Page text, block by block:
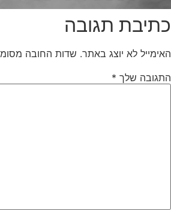
כתיבת תגובה
האימייל לא יוצג באתר. שדות החובה
התגובה שלך *